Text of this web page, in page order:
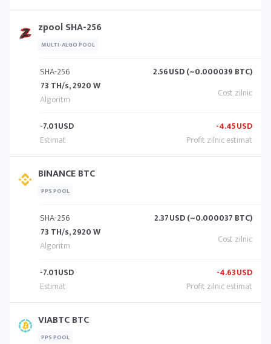
zpool SHA-256
MULTI-ALGO POOL
SHA-256
73 TH/s, 2920 W
2.56USD (~0.000039 BTC)
-7.01USD -4.45USD
BINANCE BTC
PPS POOL
SHA-256
73 TH/s, 2920 W
2.37USD (~0.000037 BTC)
-7.01USD -4.63USD
VIABTC BTC
PPS POOL